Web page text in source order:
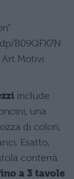
B09QFX7N
Art Motivi
include
una
di colori,
Esatto,
conterrà
a 3 tavole